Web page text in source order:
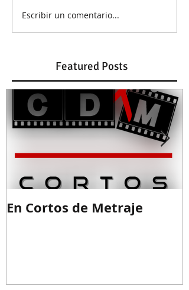
Escribir un comentario...
Featured Posts
En Cortos de Metraje